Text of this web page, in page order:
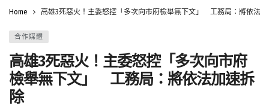
Home 高雄3死惡火！主委怒控「多次向市府檢舉無下文」 工務局：將依法
合作媒體
高雄3死惡火！主委怒控「多次向市府
檢舉無下文」 工務局：將依法加速拆
除